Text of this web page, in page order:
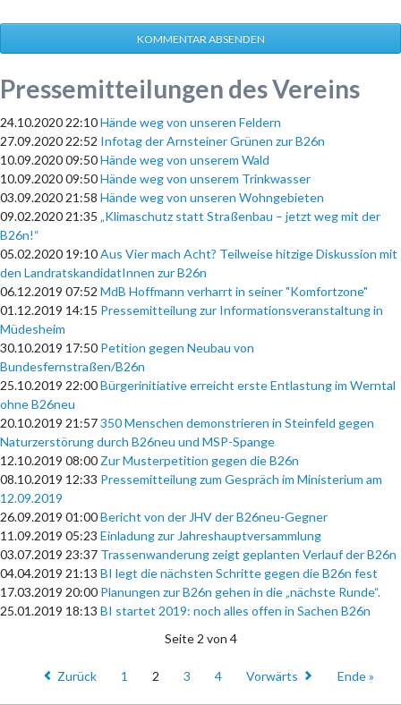
KOMMENTAR ABSENDEN
Pressemitteilungen des Vereins
24.10.2020 22:10Hände weg von unseren Feldern
27.09.2020 22:52 Infotag der Arnsteiner Grünen zur B26n
10.09.2020 09:50Hände weg von unserem Wald
10.09.2020 09:50Hände weg von unserem Trinkwasser
03.09.2020 21:58 Hände weg von unseren Wohngebieten
09.02.2020 21:35 „Klimaschutz statt Straßenbau – jetzt weg mit der
B26n!“
05.02.2020 19:10Aus Vier mach Acht? Teilweise hitzige Diskussion mit
den LandratskandidatInnen zur B26n
06.12.2019 07:52 MdB Hoffmann verharrt in seiner "Komfortzone"
01.12.2019 14:15 Pressemitteilung zur Informationsveranstaltung in
Müdesheim
30.10.2019 17:50 Petition gegen Neubau von
Bundesfernstraßen/B26n
25.10.2019 22:00Bürgerinitiative erreicht erste Entlastung im Werntal
ohne B26neu
20.10.2019 21:57350 Menschen demonstrieren in Steinfeld gegen
Naturzerstörung durch B26neu und MSP-Spange
12.10.2019 08:00 Zur Musterpetition gegen die B26n
08.10.2019 12:33 Pressemitteilung zum Gespräch im Ministerium am
12.09.2019
26.09.2019 01:00Bericht von der JHV der B26neu-Gegner
11.09.2019 05:23 Einladung zur Jahreshauptversammlung
03.07.2019 23:37 Trassenwanderung zeigt geplanten Verlauf der B26n
04.04.2019 21:13 BI legt die nächsten Schritte gegen die B26n fest
17.03.2019 20:00 Planungen zur B26n gehen in die „nächste Runde“.
25.01.2019 18:13 BI startet 2019: noch alles offen in Sachen B26n
Seite 2 von 4
Zurück 1 2 3 4 Vorwärts Ende »